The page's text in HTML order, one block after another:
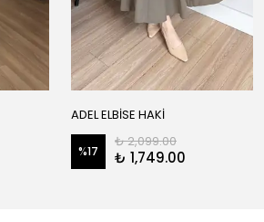
ADEL ELBİSE HAKİ
%17
₺ 2,099.00
₺ 1,749.00